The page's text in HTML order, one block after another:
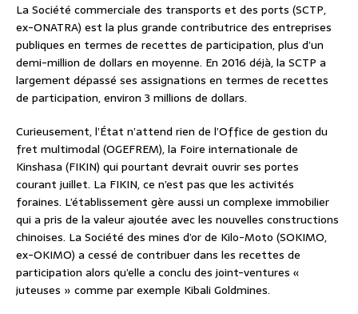
La Société commerciale des transports et des ports (SCTP,
ex-ONATRA) est la plus grande contributrice des entreprises
publiques en termes de recettes de participation, plus d’un
demi-million de dollars en moyenne. En 2016 déjà, la SCTP a
largement dépassé ses assignations en termes de recettes
de participation, environ 3 millions de dollars.
Curieusement, l’État n’attend rien de l’Office de gestion du
fret multimodal (OGEFREM), la Foire internationale de
Kinshasa (FIKIN) qui pourtant devrait ouvrir ses portes
courant juillet. La FIKIN, ce n’est pas que les activités
foraines. L’établissement gère aussi un complexe immobilier
qui a pris de la valeur ajoutée avec les nouvelles constructions
chinoises. La Société des mines d’or de Kilo-Moto (SOKIMO,
ex-OKIMO) a cessé de contribuer dans les recettes de
participation alors qu’elle a conclu des joint-ventures «
juteuses » comme par exemple Kibali Goldmines.